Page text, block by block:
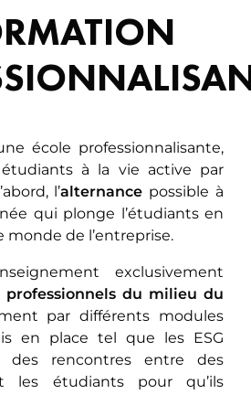
école professionnalisante,
à la vie active par
l’alternance possible à
qui plonge l’étudiants en
monde de l’entreprise.
exclusivement
professionnels du milieu du
par différents modules
en place tel que les ESG
des rencontres entre des
les étudiants pour qu’ils